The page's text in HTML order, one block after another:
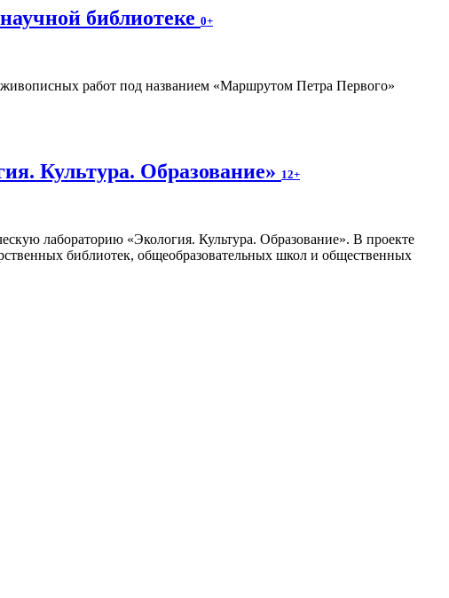
библиотеке 0+
работ под названием «Маршрутом Петра Первого»
Культура. Образование» 12+
лабораторию «Экология. Культура. Образование». В проекте
библиотек, общеобразовательных школ и общественных